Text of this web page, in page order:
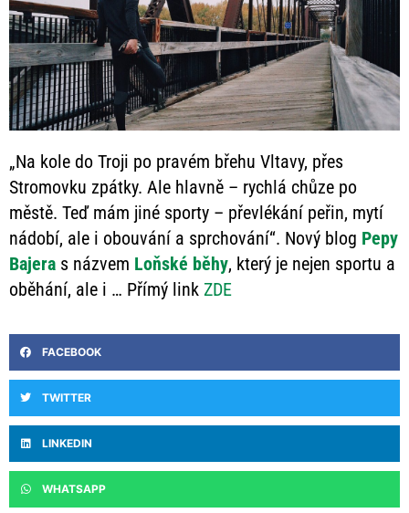
„Na kole do Troji po pravém břehu Vltavy, přes
Stromovku zpátky. Ale hlavně – rychlá chůze po
městě. Teď mám jiné sporty – převlékání peřin, mytí
nádobí, ale i obouvání a sprchování“. Nový blog Pepy
Bajera s názvem Loňské běhy, který je nejen sportu a
oběhání, ale i … Přímý link ZDE
FACEBOOK
TWITTER
LINKEDIN
WHATSAPP